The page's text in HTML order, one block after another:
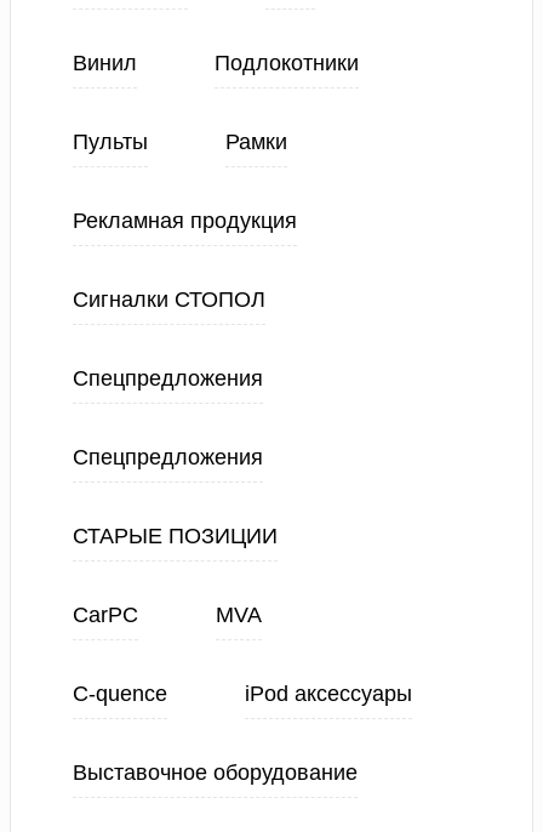
Винил Подлокотники
Пульты Рамки
Рекламная продукция
Сигналки СТОПОЛ
Спецпредложения
Спецпредложения
СТАРЫЕ ПОЗИЦИИ
CarPC MVA
C-quence iPod аксессуары
Выставочное оборудование